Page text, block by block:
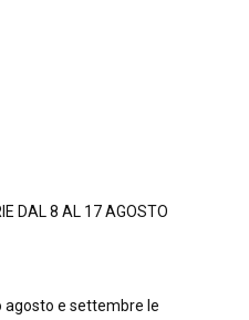
DAL 8 AL 17 AGOSTO
agosto e settembre le